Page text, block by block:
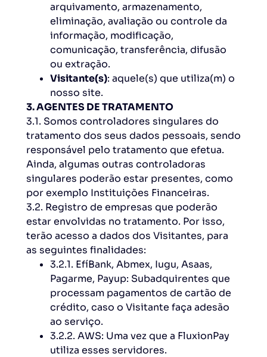
arquivamento, armazenamento,
eliminação, avaliação ou controle da
informação, modificação,
comunicação, transferência, difusão
ou extração.
Visitante(s): aquele(s) que utiliza(m) o
nosso site.
3. AGENTES DE TRATAMENTO
3.1. Somos controladores singulares do
tratamento dos seus dados pessoais, sendo
responsável pelo tratamento que efetua.
Ainda, algumas outras controladoras
singulares poderão estar presentes, como
por exemplo Instituições Financeiras.
3.2. Registro de empresas que poderão
estar envolvidas no tratamento. Por isso,
terão acesso a dados dos Visitantes, para
as seguintes finalidades:
3.2.1. EfíBank, Abmex, Iugu, Asaas,
Pagarme, Payup: Subadquirentes que
processam pagamentos de cartão de
crédito, caso o Visitante faça adesão
ao serviço.
3.2.2. AWS: Uma vez que a FluxionPay
utiliza esses servidores.